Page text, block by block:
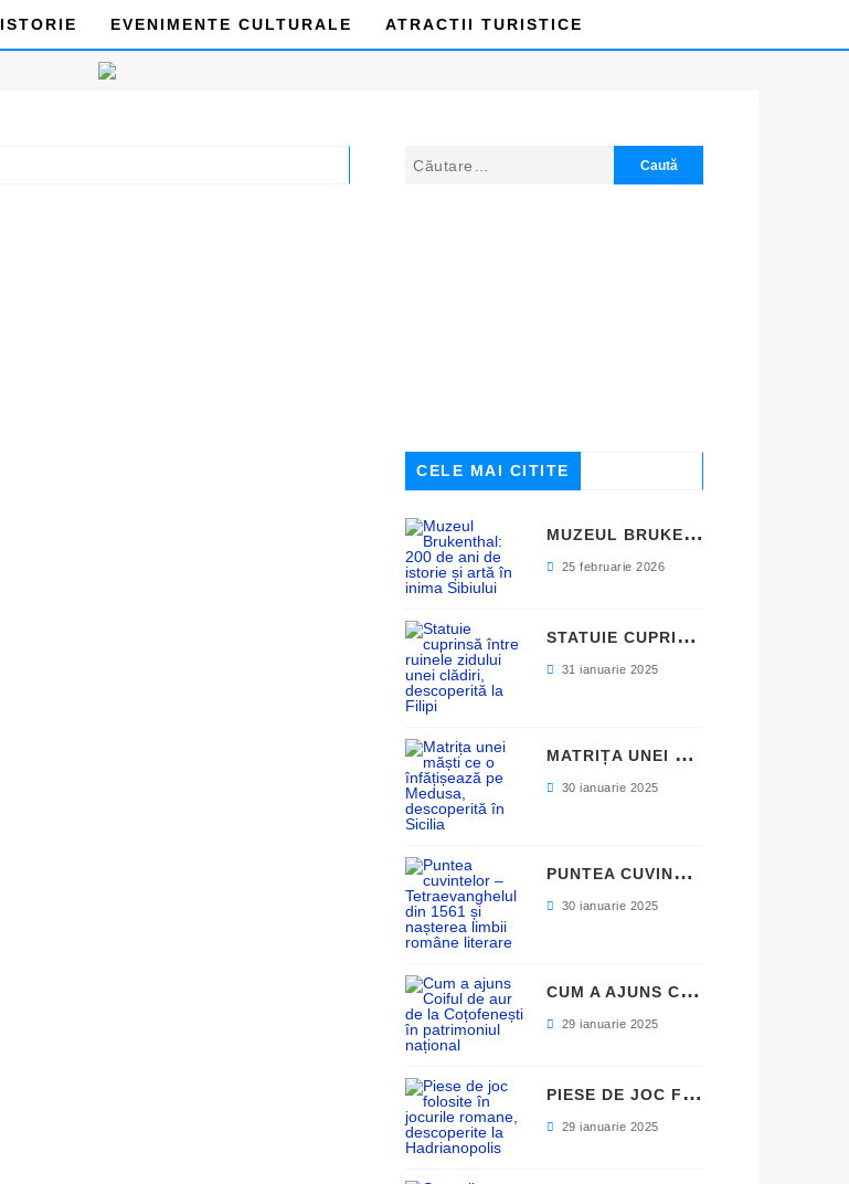
ISTORIE EVENIMENTE CULTURALE ATRACTII TURISTICE
CELE MAI CITITE
M
UZEUL BRUKENTHAL: 200 DE ANI DE ISTORIE ȘI ARTĂ ÎN INIMA SIBIULUI
25 februarie 2026
S
TATUIE CUPRINSĂ ÎNTRE RUINELE ZIDULUI UNEI CLĂDIRI, DESCOPERITĂ LA FILIPI
31 ianuarie 2025
M
ATRIȚA UNEI MĂȘTI CE O ÎNFĂȚIȘEAZĂ PE MEDUSA, DESCOPERITĂ ÎN SICILIA
30 ianuarie 2025
P
UNTEA CUVINTELOR – TETRAEVANGHELUL DIN 1561 ȘI NAȘTEREA LIMBII ROMÂNE LITERARE
30 ianuarie 2025
C
UM A AJUNS COIFUL DE AUR DE LA COȚOFENEȘTI ÎN PATRIMONIUL NAȚIONAL
29 ianuarie 2025
P
IESE DE JOC FOLOSITE ÎN JOCURILE ROMANE, DESCOPERITE LA HADRIANOPOLIS
29 ianuarie 2025